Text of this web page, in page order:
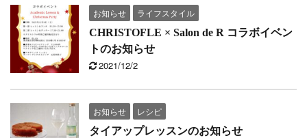
お知らせ
ライフスタイル
CHRISTOFLE × Salon de R コラボイベン
トのお知らせ
2021/12/2
お知らせ
レシピ
タイアップレッスンのお知らせ